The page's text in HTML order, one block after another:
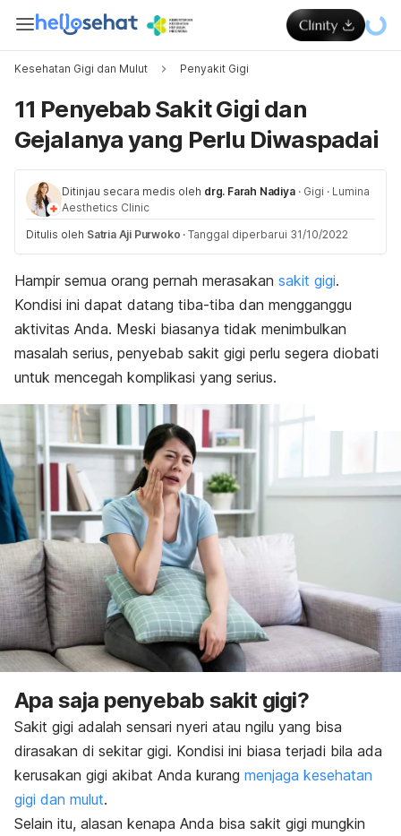
Kesehatan Gigi dan Mulut Penyakit Gigi
11 Penyebab Sakit Gigi dan
Gejalanya yang Perlu Diwaspadai
Ditinjau secara medis oleh drg. Farah Nadiya · Gigi · Lumina
Aesthetics Clinic
Ditulis oleh Satria Aji Purwoko · Tanggal diperbarui 31/10/2022
Hampir semua orang pernah merasakan sakit gigi.
Kondisi ini dapat datang tiba-tiba dan mengganggu
aktivitas Anda. Meski biasanya tidak menimbulkan
masalah serius, penyebab sakit gigi perlu segera diobati
untuk mencegah komplikasi yang serius.
Apa saja penyebab sakit gigi?
Sakit gigi adalah sensari nyeri atau ngilu yang bisa
dirasakan di sekitar gigi. Kondisi ini biasa terjadi bila ada
kerusakan gigi akibat Anda kurang menjaga kesehatan
gigi dan mulut.
Selain itu, alasan kenapa Anda bisa sakit gigi mungkin